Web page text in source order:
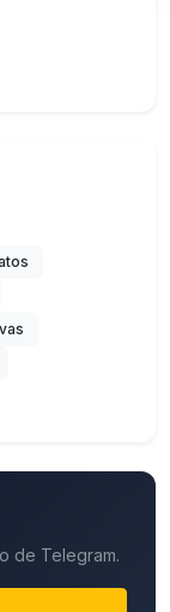
de Telegram.